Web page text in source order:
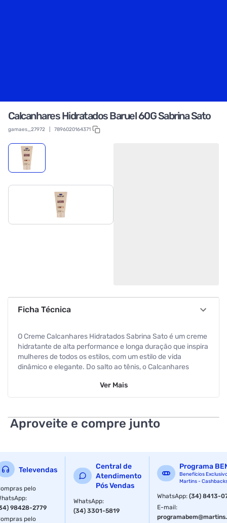
Calcanhares Hidratados Baruel 60G Sabrina Sato
gamaes_27972 7896020164371
Ficha Técnica
O Creme Calcanhares Hidratados Sabrina Sato é um creme
hidratante de alta performance e longa duração que inspira
mulheres de todos os estilos, com um estilo de vida
dinâmico e elegante. Do salto ao tênis, o Calcanhares
em sua composição, faz com que seus pés vão Andar nas
hidratados por até 72h e com eficácia comprovada desde a
primeira aplicação.
Ver Mais
Aproveite e compre junto
Televendas
pelo
:
98428-2779
pelo
Central de
Atendimento
Pós Vendas
WhatsApp:
(34) 3301-5819
Programa
Benefícios
Martins -
WhatsApp:(34) 8413-
E-mail: